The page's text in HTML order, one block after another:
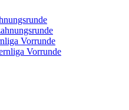
Vorrunde
Vorrunde